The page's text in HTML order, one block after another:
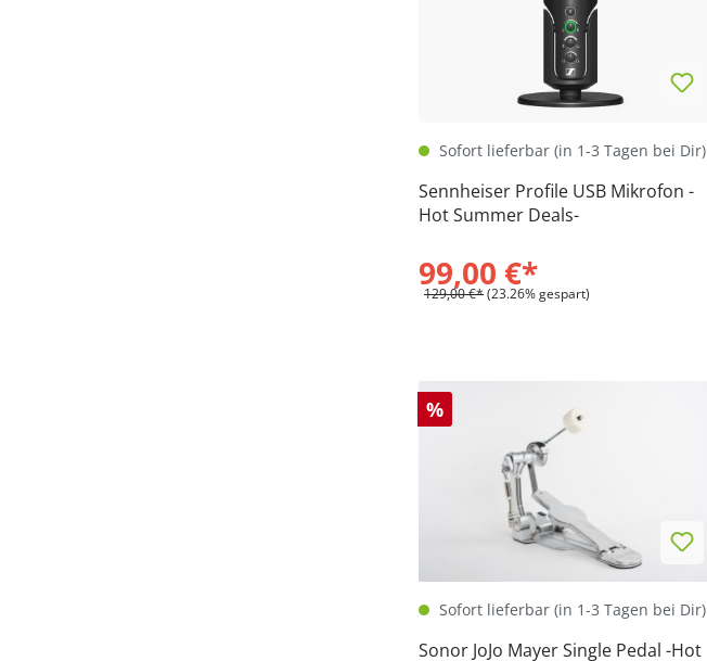
Sofort lieferbar (in 1-3 Tagen bei Dir)
Sennheiser Profile USB Mikrofon -
Hot Summer Deals-
99,00 €*
129,00 €*(23.26% gespart)
%
Sofort lieferbar (in 1-3 Tagen bei Dir)
Sonor JoJo Mayer Single Pedal -Hot